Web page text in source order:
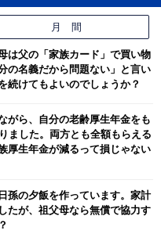
月 間
は父の「家族カード」で買い物
の名義だから問題ない」と言い
続けてもよいのでしょうか？
がら、自分の老齢厚生年金をも
ました。両方とも全額もらえる
厚生年金が減るって損じゃない
孫の夕飯を作っています。家計
たが、祖父母なら無償で協力す